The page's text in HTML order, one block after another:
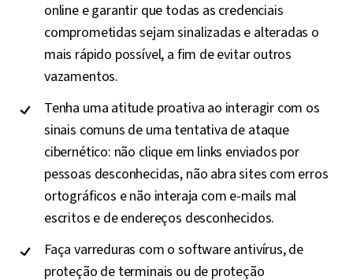
online e garantir que todas as credenciais
comprometidas sejam sinalizadas e alteradas o
mais rápido possível, a fim de evitar outros
vazamentos.
Tenha uma atitude proativa ao interagir com os
sinais comuns de uma tentativa de ataque
cibernético: não clique em links enviados por
pessoas desconhecidas, não abra sites com erros
ortográficos e não interaja com e-mails mal
escritos e de endereços desconhecidos.
Faça varreduras com o software antivírus, de
proteção de terminais ou de proteção